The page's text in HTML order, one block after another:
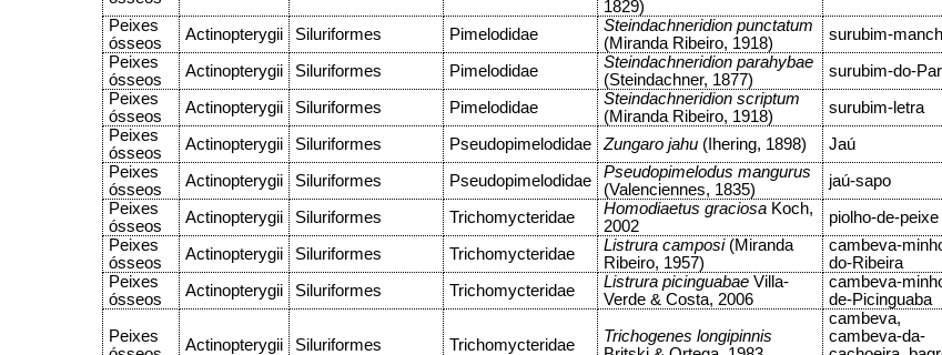
1829)
Peixes
ósseos
Actinopterygii Siluriformes Pimelodidae
Steindachneridion punctatum
(Miranda Ribeiro, 1918)
surubim-
Peixes
ósseos
Actinopterygii Siluriformes Pimelodidae
Steindachneridion parahybae
(Steindachner, 1877)
surubim-do-
Peixes
ósseos
Actinopterygii Siluriformes Pimelodidae
Steindachneridion scriptum
(Miranda Ribeiro, 1918)
surubim-letra
Peixes
ósseos
Actinopterygii Siluriformes Pseudopimelodidae Zungaro jahu (Ihering, 1898) Jaú
Peixes
ósseos
Actinopterygii Siluriformes Pseudopimelodidae
Pseudopimelodus mangurus
(Valenciennes, 1835)
jaú-sapo
Peixes
ósseos
Actinopterygii Siluriformes Trichomycteridae Homodiaetus graciosaKoch,
2002
piolho-de-peixe
Peixes
ósseos
Actinopterygii Siluriformes Trichomycteridae Listrura camposi(Miranda
Ribeiro, 1957)
cambeva-
do-Ribeira
Peixes
ósseos
Actinopterygii Siluriformes Trichomycteridae Listrura picinguabaeVilla-
Verde & Costa, 2006
cambeva-
de-Picinguaba
Peixes
Actinopterygii Siluriformes Trichomycteridae
Trichogenes longipinnis
cambeva,
cambeva-da-